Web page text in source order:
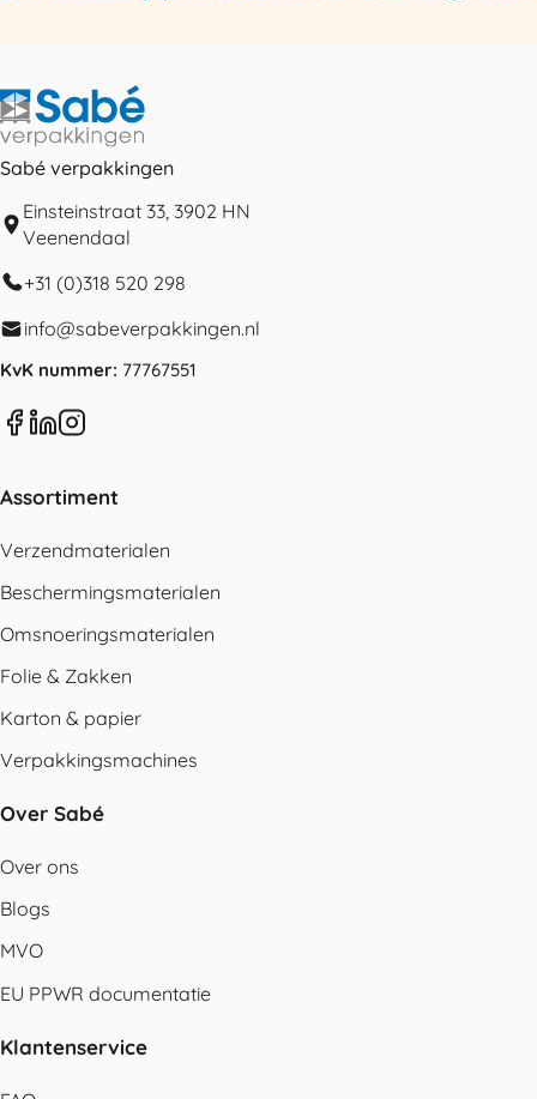
Sabé verpakkingen
Einsteinstraat 33, 3902 HN
Veenendaal
+31 (0)318 520 298
info@sabeverpakkingen.nl
KvK nummer: 77767551
Assortiment
Verzendmaterialen
Beschermingsmaterialen
Omsnoeringsmaterialen
Folie & Zakken
Karton & papier
Verpakkingsmachines
Over Sabé
Over ons
Blogs
MVO
EU PPWR documentatie
Klantenservice